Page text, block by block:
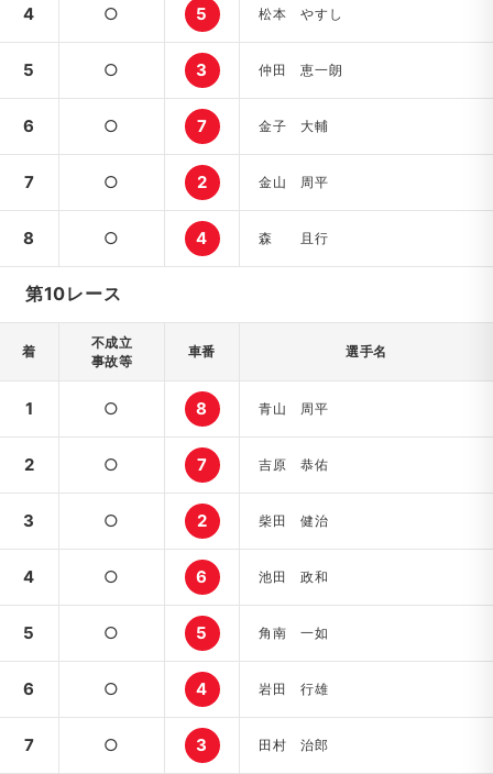
4 ○ 5 松本 やすし
5 ○ 3 仲田 恵一朗
6 ○ 7 金子 大輔
7 ○ 2 金山 周平
8 ○ 4 森 且行
第10レース
着
不成立
事故等
車番 選手名
1 ○ 8 青山 周平
2 ○ 7 吉原 恭佑
3 ○ 2 柴田 健治
4 ○ 6 池田 政和
5 ○ 5 角南 一如
6 ○ 4 岩田 行雄
7 ○ 3 田村 治郎